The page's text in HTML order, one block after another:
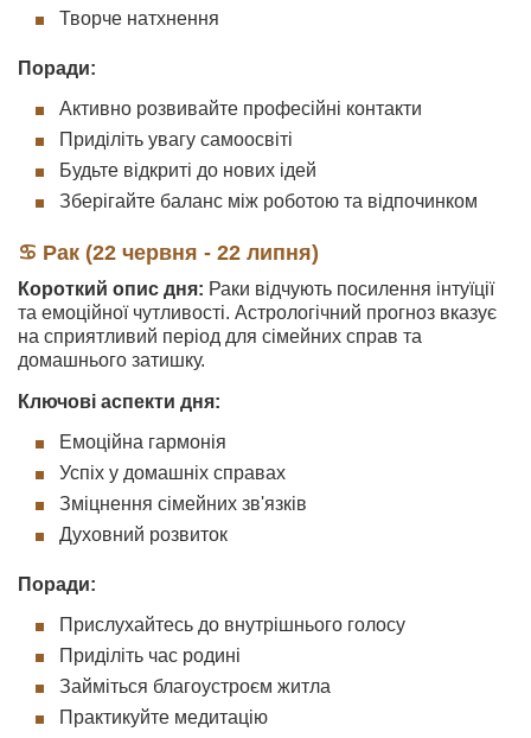
Творче натхнення
Поради:
Активно розвивайте професійні контакти
Приділіть увагу самоосвіті
Будьте відкриті до нових ідей
Зберігайте баланс між роботою та відпочинком
♋ Рак (22 червня - 22 липня)
Короткий опис дня: Раки відчують посилення інтуїції
та емоційної чутливості. Астрологічний прогноз вказує
на сприятливий період для сімейних справ та
домашнього затишку.
Ключові аспекти дня:
Емоційна гармонія
Успіх у домашніх справах
Зміцнення сімейних зв'язків
Духовний розвиток
Поради:
Прислухайтесь до внутрішнього голосу
Приділіть час родині
Займіться благоустроєм житла
Практикуйте медитацію